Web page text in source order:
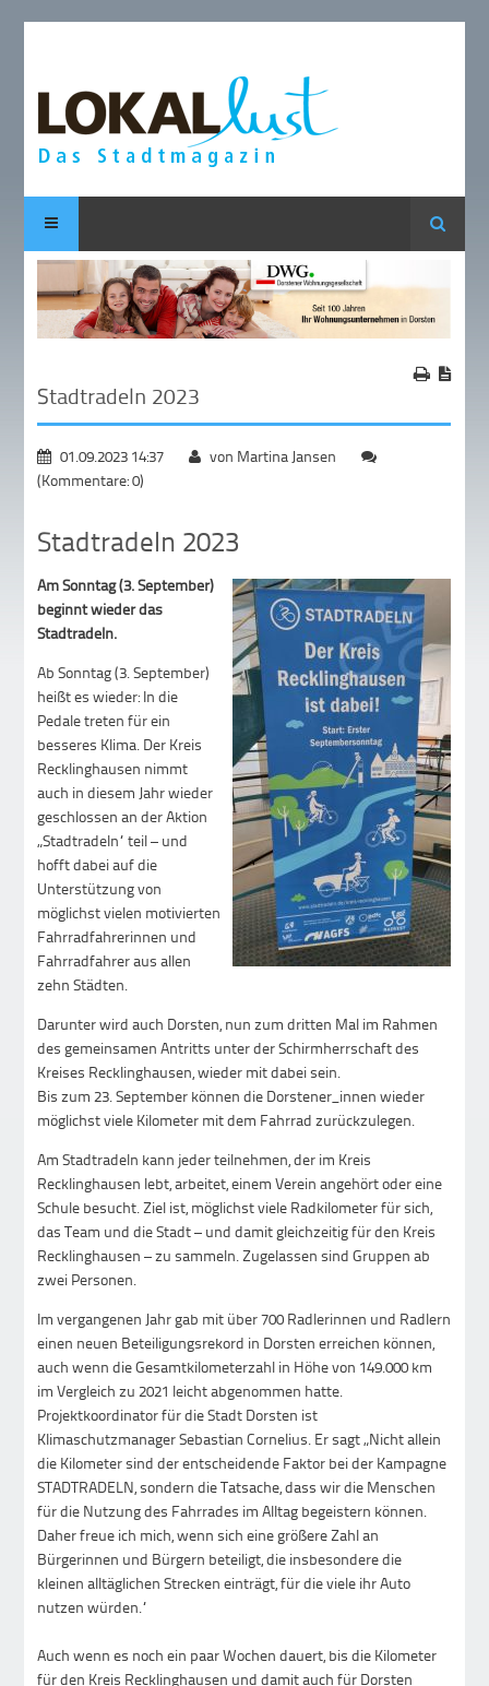
Suche
Stadtradeln 2023
01.09.2023 14:37
von Martina Jansen
(Kommentare: 0)
Stadtradeln 2023
Am Sonntag (3. September)
beginnt wieder das
Stadtradeln.
Ab Sonntag (3. September)
heißt es wieder: In die
Pedale treten für ein
besseres Klima. Der Kreis
Recklinghausen nimmt
auch in diesem Jahr wieder
geschlossen an der Aktion
„Stadtradeln“ teil – und
hofft dabei auf die
Unterstützung von
möglichst vielen motivierten
Fahrradfahrerinnen und
Fahrradfahrer aus allen
zehn Städten.
Darunter wird auch Dorsten, nun zum dritten Mal im Rahmen
des gemeinsamen Antritts unter der Schirmherrschaft des
Kreises Recklinghausen, wieder mit dabei sein.
Bis zum 23. September können die Dorstener_innen wieder
möglichst viele Kilometer mit dem Fahrrad zurückzulegen.
Am Stadtradeln kann jeder teilnehmen, der im Kreis
Recklinghausen lebt, arbeitet, einem Verein angehört oder eine
Schule besucht. Ziel ist, möglichst viele Radkilometer für sich,
das Team und die Stadt – und damit gleichzeitig für den Kreis
Recklinghausen – zu sammeln. Zugelassen sind Gruppen ab
zwei Personen.
Im vergangenen Jahr gab mit über 700 Radlerinnen und Radlern
einen neuen Beteiligungsrekord in Dorsten erreichen können,
auch wenn die Gesamtkilometerzahl in Höhe von 149.000 km
im Vergleich zu 2021 leicht abgenommen hatte.
Projektkoordinator für die Stadt Dorsten ist
Klimaschutzmanager Sebastian Cornelius. Er sagt „Nicht allein
die Kilometer sind der entscheidende Faktor bei der Kampagne
STADTRADELN, sondern die Tatsache, dass wir die Menschen
für die Nutzung des Fahrrades im Alltag begeistern können.
Daher freue ich mich, wenn sich eine größere Zahl an
Bürgerinnen und Bürgern beteiligt, die insbesondere die
kleinen alltäglichen Strecken einträgt, für die viele ihr Auto
nutzen würden.“
Auch wenn es noch ein paar Wochen dauert, bis die Kilometer
für den Kreis Recklinghausen und damit auch für Dorsten